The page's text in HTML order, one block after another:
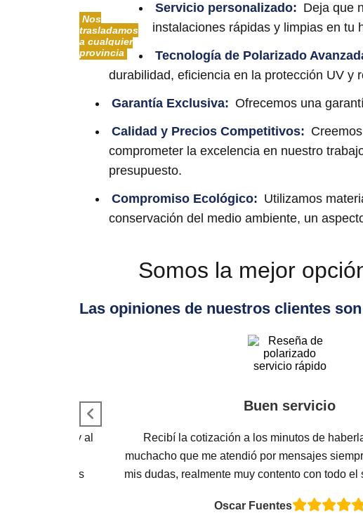
Nos
trasladamos
a cualquier
provincia
Servicio personalizado: Deja que
instalaciones rápidas y limpias en tu
Tecnología de Polarizado
durabilidad, eficiencia en la protección UV y
Garantía Exclusiva: Ofrecemos una
Calidad y Precios Competitivos:
comprometer la excelencia en nuestro
presupuesto.
Compromiso Ecológico: Utilizamos
conservación del medio ambiente, un
Somos la mejor
Las opiniones de nuestros clientes
del carro, y al
se sienta más
Buen servicio
Recibí la cotización a los minutos de
muchacho que me atendió por mensajes
mis dudas, realmente muy contento con todo el
Oscar Fuentes